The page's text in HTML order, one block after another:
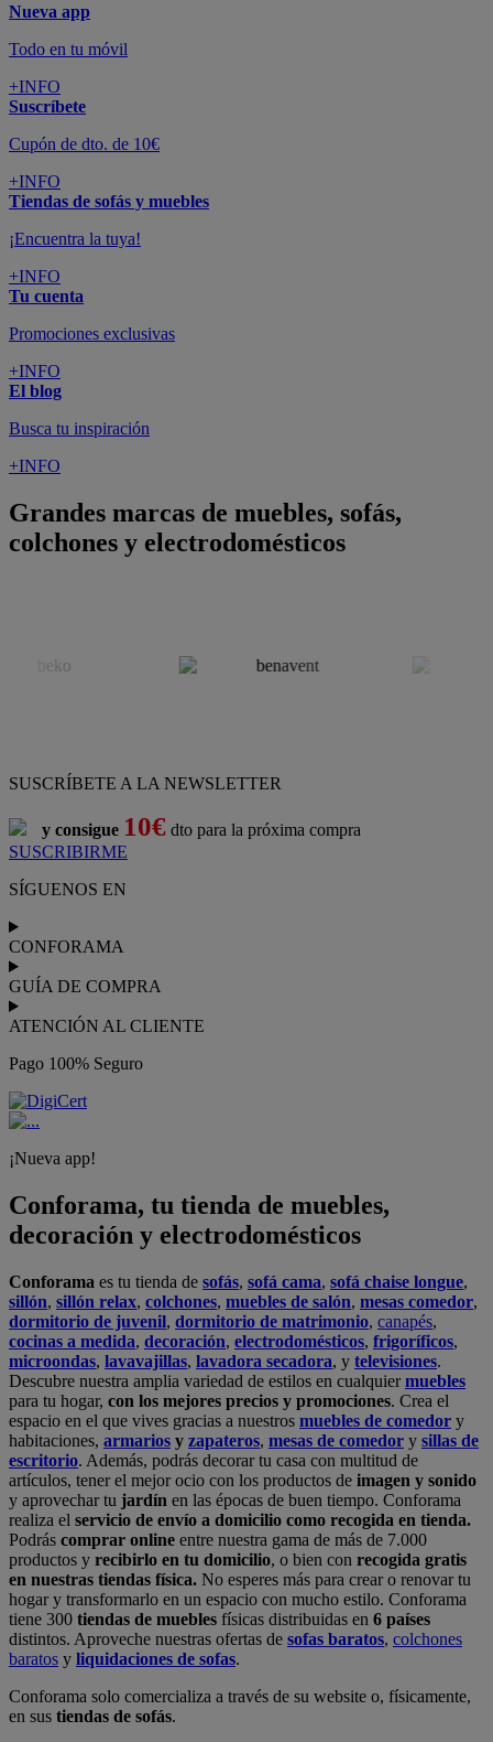
Nueva app
Todo en tu móvil
+INFO
Suscríbete
Cupón de dto. de 10€
+INFO
Tiendas de sofás y muebles
¡Encuentra la tuya!
+INFO
Tu cuenta
Promociones exclusivas
+INFO
El blog
Busca tu inspiración
+INFO
Grandes marcas de muebles, sofás,
colchones y electrodomésticos
SUSCRÍBETE A LA NEWSLETTER
y consigue 10€ dto para la próxima compra
SUSCRIBIRME
SÍGUENOS EN
CONFORAMA
GUÍA DE COMPRA
ATENCIÓN AL CLIENTE
Pago 100% Seguro
¡Nueva app!
Conforama, tu tienda de muebles,
decoración y electrodomésticos
Conforama es tu tienda de sofás, sofá cama, sofá chaise longue,
sillón, sillón relax, colchones, muebles de salón, mesas comedor,
dormitorio de juvenil, dormitorio de matrimonio, canapés,
cocinas a medida, decoración, electrodomésticos, frigoríficos,
microondas, lavavajillas, lavadora secadora, y televisiones.
Descubre nuestra amplia variedad de estilos en cualquiermuebles
para tu hogar, con los mejores precios y promociones. Crea el
espacio en el que vives gracias a nuestros muebles de comedor y
habitaciones, armarios y zapateros, mesas de comedor y sillas de
escritorio. Además, podrás decorar tu casa con multitud de
artículos, tener el mejor ocio con los productos de imagen y sonido
y aprovechar tu jardín en las épocas de buen tiempo. Conforama
realiza el servicio de envío a domicilio como recogida en tienda.
Podrás comprar online entre nuestra gama de más de 7.000
productos y recibirlo en tu domicilio, o bien con recogida gratis
en nuestras tiendas física. No esperes más para crear o renovar tu
hogar y transformarlo en un espacio con mucho estilo. Conforama
tiene 300 tiendas de muebles físicas distribuidas en 6 países
distintos. Aproveche nuestras ofertas de sofas baratos, colchones
baratos y liquidaciones de sofas.
Conforama solo comercializa a través de su website o, físicamente,
en sus tiendas de sofás.